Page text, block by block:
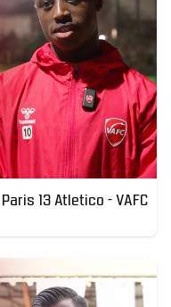
13 Atletico - VAFC